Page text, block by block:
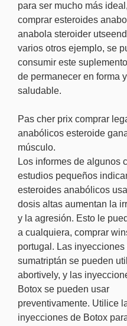
para ser mucho más
comprar esteroides
anabola steroider
varios otros ejemplo, se
consumir este
de permanecer en forma y
saludable.
Pas cher prix comprar
anabólicos esteroide
músculo.
Los informes de algunos
estudios pequeños
esteroides anabólicos
dosis altas aumentan la
y la agresión. Esto le
a cualquiera, comprar
portugal. Las inyecciones
sumatriptán se pueden
abortively, y las
Botox se pueden usar
preventivamente. Utilice
inyecciones de Botox